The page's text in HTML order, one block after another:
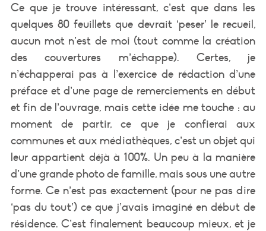
Ce que je trouve intéressant, c’est que dans les
quelques 80 feuillets que devrait ‘peser’ le recueil,
aucun mot n’est de moi (tout comme la création
des couvertures m’échappe). Certes, je
n’échapperai pas à l’exercice de rédaction d’une
préface et d’une page de remerciements en début
et fin de l’ouvrage, mais cette idée me touche : au
moment de partir, ce que je confierai aux
communes et aux médiathèques, c’est un objet qui
leur appartient déjà à 100%. Un peu à la manière
d’une grande photo de famille, mais sous une autre
forme. Ce n’est pas exactement (pour ne pas dire
‘pas du tout’) ce que j’avais imaginé en début de
résidence. C’est finalement beaucoup mieux, et je